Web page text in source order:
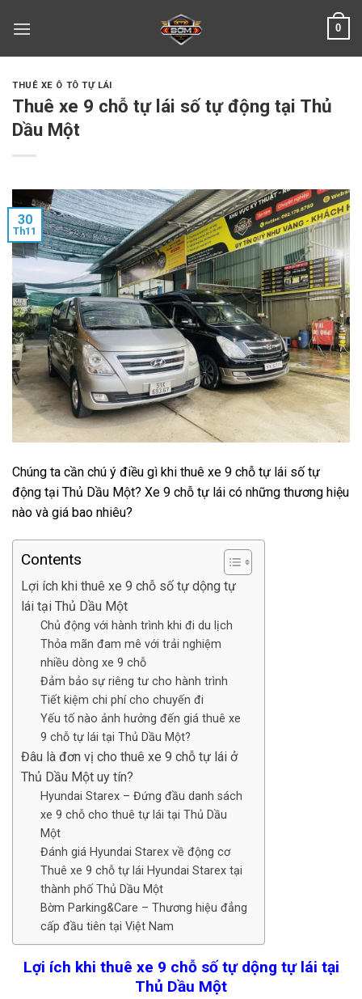
0
THUÊ XE Ô TÔ TỰ LÁI
Thuê xe 9 chỗ tự lái số tự động tại Thủ
Dầu Một
30
Th11
Chúng ta cần chú ý điều gì khi thuê xe 9 chỗ tự lái số tự
động tại Thủ Dầu Một? Xe 9 chỗ tự lái có những thương hiệu
nào và giá bao nhiêu?
Contents
Lợi ích khi thuê xe 9 chỗ số tự dộng tự
lái tại Thủ Dầu Một
Chủ động với hành trình khi đi du lịch
Thỏa mãn đam mê với trải nghiệm
nhiều dòng xe 9 chỗ
Đảm bảo sự riêng tư cho hành trình
Tiết kiệm chi phí cho chuyến đi
Yếu tố nào ảnh hưởng đến giá thuê xe
9 chỗ tự lái tại Thủ Dầu Một?
Đâu là đơn vị cho thuê xe 9 chỗ tự lái ở
Thủ Dầu Một uy tín?
Hyundai Starex – Đứng đầu danh sách
xe 9 chỗ cho thuê tự lái tại Thủ Dầu
Một
Đánh giá Hyundai Starex về động cơ
Thuê xe 9 chỗ tự lái Hyundai Starex tại
thành phố Thủ Dầu Một
Bờm Parking&Care – Thương hiệu đẳng
cấp đầu tiên tại Việt Nam
Lợi ích khi thuê xe 9 chỗ số tự dộng tự lái tại
Thủ Dầu Một